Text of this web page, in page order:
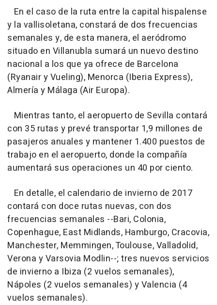
En el caso de la ruta entre la capital hispalense
y la vallisoletana, constará de dos frecuencias
semanales y, de esta manera, el aeródromo
situado en Villanubla sumará un nuevo destino
nacional a los que ya ofrece de Barcelona
(Ryanair y Vueling), Menorca (Iberia Express),
Almería y Málaga (Air Europa).
Mientras tanto, el aeropuerto de Sevilla contará
con 35 rutas y prevé transportar 1,9 millones de
pasajeros anuales y mantener 1.400 puestos de
trabajo en el aeropuerto, donde la compañía
aumentará sus operaciones un 40 por ciento.
En detalle, el calendario de invierno de 2017
contará con doce rutas nuevas, con dos
frecuencias semanales --Bari, Colonia,
Copenhague, East Midlands, Hamburgo, Cracovia,
Manchester, Memmingen, Toulouse, Valladolid,
Verona y Varsovia Modlin--; tres nuevos servicios
de invierno a Ibiza (2 vuelos semanales),
Nápoles (2 vuelos semanales) y Valencia (4
vuelos semanales).